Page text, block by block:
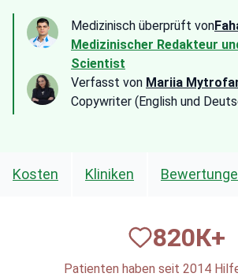
Medizinisch überprüft von
Medizinischer Redakteur
Scientist
Verfasst von Mariia
Copywriter (English und
Kosten Kliniken
820К+
Patienten haben seit 2014